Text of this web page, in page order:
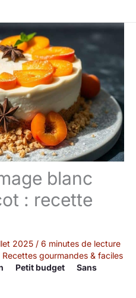
blanc
: recette
2025 / 6 minutes de lecture
Recettes gourmandes & faciles
Petit budget
Sans